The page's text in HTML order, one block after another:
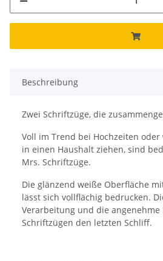
Beschreibung
Zwei Schriftzüge, die
Voll im Trend bei Hochzeiten
in einen Haushalt ziehen, sind
Mrs. Schriftzüge.
Die glänzend weiße Oberfläche
lässt sich vollflächig bedrucken.
Verarbeitung und die angenehme
Schriftzügen den letzten Schliff.